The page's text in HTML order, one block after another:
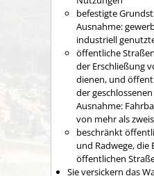
befestigte
Ausnahme:
industriell
öffentliche
der Erschließung
dienen, und
der
Ausnahme:
von mehr als
beschränkt
und Radwege, die
öffentlichen
Sie versickern das